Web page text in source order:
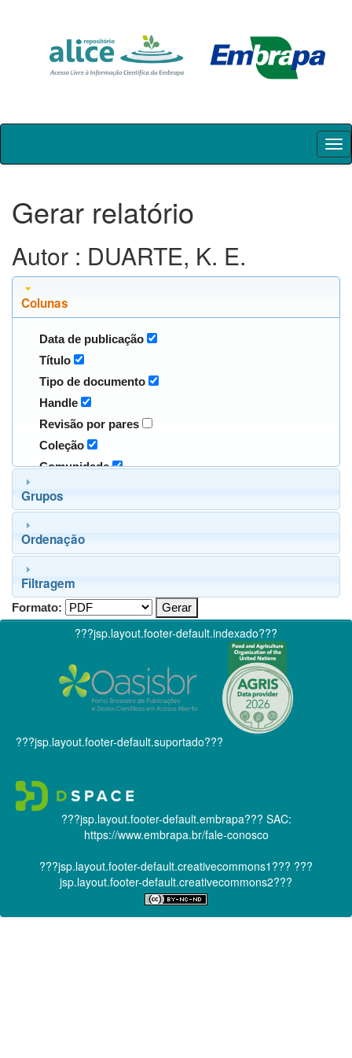
Skip
Gerar relatório
Autor : DUARTE, K. E.
Colunas
Data de publicação
Título
Tipo de documento
Handle
Revisão por pares
Coleção
Comunidade
Grupos
Ordenação
Filtragem
Formato:
???jsp.layout.footer-default.indexado???
???jsp.layout.footer-default.suportado???
???jsp.layout.footer-default.embrapa??? SAC:
https://www.embrapa.br/fale-conosco
???jsp.layout.footer-default.creativecommons1??? ???
jsp.layout.footer-default.creativecommons2???